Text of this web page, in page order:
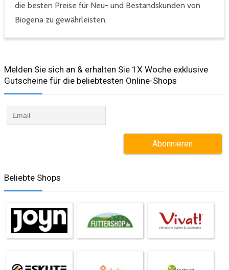
die besten Preise für Neu- und Bestandskunden von
Biogena zu gewährleisten.
Melden Sie sich an & erhalten Sie 1X Woche exklusive
Gutscheine für die beliebtesten Online-Shops​
Beliebte Shops